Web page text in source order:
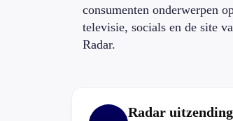
consumenten onderwerpen
televisie, socials en de site
Radar.
Radar uitzending